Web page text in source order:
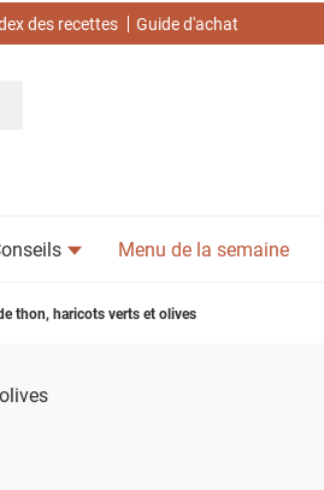
des recettes Guide d'achat
Menu de la semaine
thon, haricots verts et olives